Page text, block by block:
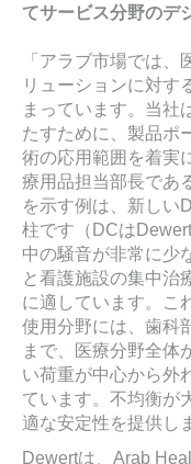
てサービス分野のデ
「アラブ市場では
リューションに対す
まっています。当社
たすために、製品ポ
術の応用範囲を着実
療用品担当部長であ
を示す例は、新しい
柱です（DCは
中の騒音が非常に少
と看護施設の集中治
に適しています。こ
使用分野には、歯科
まで、医療分野全体
い荷重が中心から外
ています。不均衡が
適な安定性を提供し
Dewertは、Arab